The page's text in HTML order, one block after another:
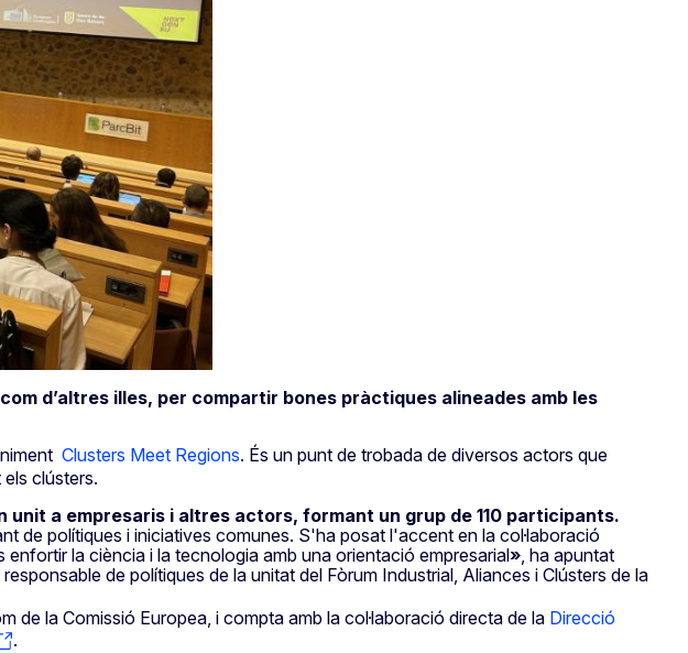
d’altres illes, per compartir bones pràctiques alineades amb les
Clusters Meet Regions. És un punt de trobada de diversos actors que
clústers.
a empresaris i altres actors, formant un grup de 110 participants.
de polítiques i iniciatives comunes. S'ha posat l'accent en la col·laboració
enfortir la ciència i la tecnologia amb una orientació empresarial», ha apuntat
de polítiques de la unitat del Fòrum Industrial, Aliances i Clústers de la
de la Comissió Europea, i compta amb la col·laboració directa de la Direcció
.